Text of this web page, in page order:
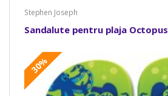
Stephen Joseph
Sandalute pentru plaja Octopus
30%